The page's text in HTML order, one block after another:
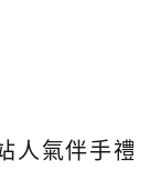
人氣伴手禮